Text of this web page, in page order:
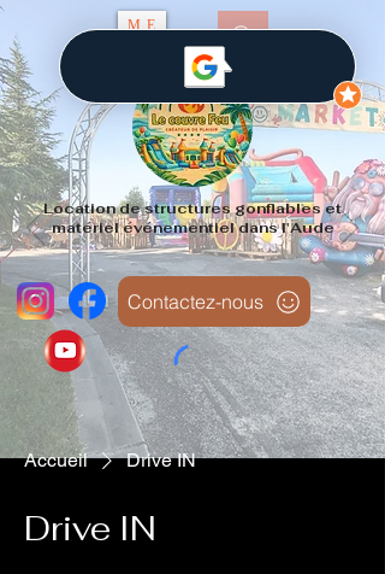
ME
Location de structures gonflables et
matériel événementiel dans l'Aude
Contactez-nous
Accueil Drive IN
Drive IN